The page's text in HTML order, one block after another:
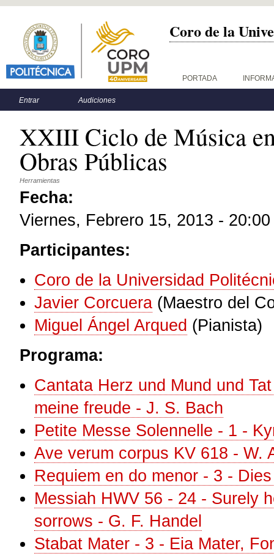
Coro de la
Menú principal PORTADA
Menú secundario
Entrar Audiciones
XXIII Ciclo de Música
Obras Públicas
Herramientas
Fecha:
Viernes, Febrero 15, 2013 - 20:00
Participantes:
Coro de la Universidad
Javier Corcuera (Maestro del
Miguel Ángel Arqued (Pianista)
Programa:
Cantata Herz und Mund und
meine freude - J. S. Bach
Petite Messe Solennelle - 1 -
Ave verum corpus KV 618 - W.
Requiem en do menor - 3 -
Messiah HWV 56 - 24 - Surely
sorrows - G. F. Handel
Stabat Mater - 3 - Eia Mater,